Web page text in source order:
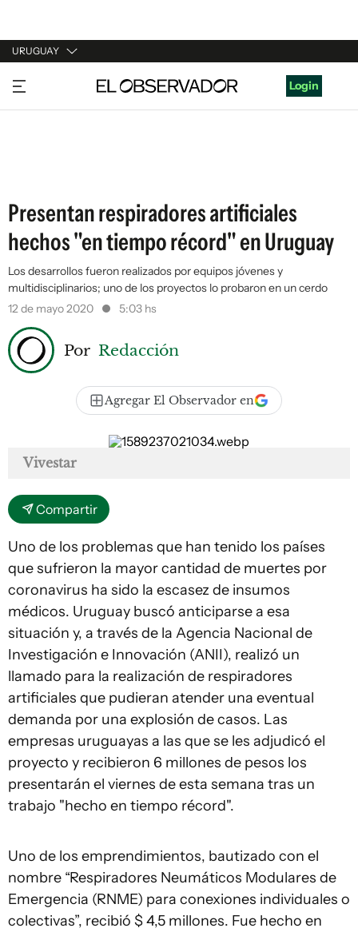
URUGUAY
URUGUAY
ARGENTINA
Login
Presentan respiradores artificiales
hechos "en tiempo récord" en Uruguay
Los desarrollos fueron realizados por equipos jóvenes y
multidisciplinarios; uno de los proyectos lo probaron en un cerdo
12 de mayo 2020
5:03 hs
Por Redacción
Agregar El Observador en
Vivestar
Compartir
Uno de los problemas que han tenido los países
que sufrieron la mayor cantidad de muertes por
coronavirus ha sido la escasez de insumos
médicos. Uruguay buscó anticiparse a esa
situación y, a través de la Agencia Nacional de
Investigación e Innovación (ANII), realizó un
llamado para la realización de respiradores
artificiales que pudieran atender una eventual
demanda por una explosión de casos. Las
empresas uruguayas a las que se les adjudicó el
proyecto y recibieron 6 millones de pesos los
presentarán el viernes de esta semana tras un
trabajo "hecho en tiempo récord".
Uno de los emprendimientos, bautizado con el
nombre “Respiradores Neumáticos Modulares de
Emergencia (RNME) para conexiones individuales o
colectivas”, recibió $ 4,5 millones. Fue hecho en